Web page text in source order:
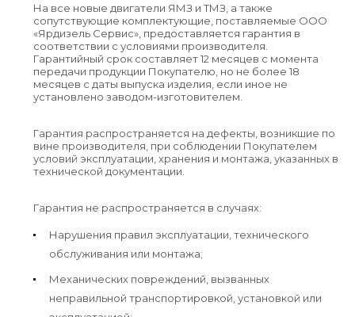
На все новые двигатели ЯМЗ и ТМЗ, а также
сопутствующие комплектующие, поставляемые ООО
«Ярдизель Сервис», предоставляется гарантия в
соответствии с условиями производителя.
Гарантийный срок составляет 12 месяцев с момента
передачи продукции Покупателю, но не более 18
месяцев с даты выпуска изделия, если иное не
установлено заводом-изготовителем.
Гарантия распространяется на дефекты, возникшие по
вине производителя, при соблюдении Покупателем
условий эксплуатации, хранения и монтажа, указанных в
технической документации.
Гарантия не распространяется в случаях:
Нарушения правил эксплуатации, технического
обслуживания или монтажа;
Механических повреждений, вызванных
неправильной транспортировкой, установкой или